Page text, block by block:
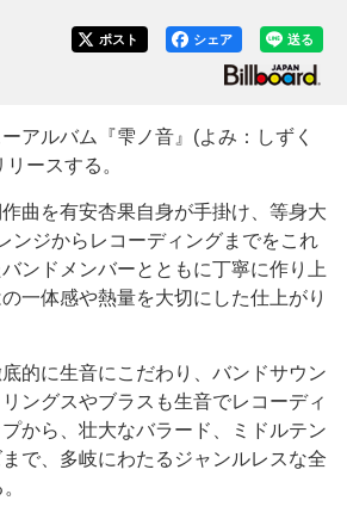
送る
シェア
ポスト
アルバム『雫ノ音』(よみ：しずく
ースする。
曲を有安杏果自身が手掛け、等身大
ンジからレコーディングまでをこれ
ンドメンバーとともに丁寧に作り上
一体感や熱量を大切にした仕上がり
的に生音にこだわり、バンドサウン
ングスやブラスも生音でレコーディ
から、壮大なバラード、ミドルテン
で、多岐にわたるジャンルレスな全